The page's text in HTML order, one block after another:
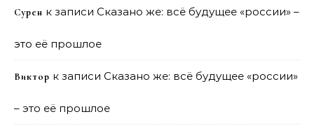
Сурен к записи Сказано же: всё будущее «россии» –
это её прошлое
Виктор к записи Сказано же: всё будущее «россии»
– это её прошлое